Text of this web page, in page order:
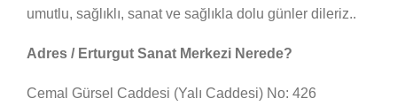
umutlu, sağlıklı, sanat ve sağlıkla dolu günler dileriz..
Adres / Erturgut Sanat Merkezi Nerede?
Cemal Gürsel Caddesi (Yalı Caddesi) No: 426